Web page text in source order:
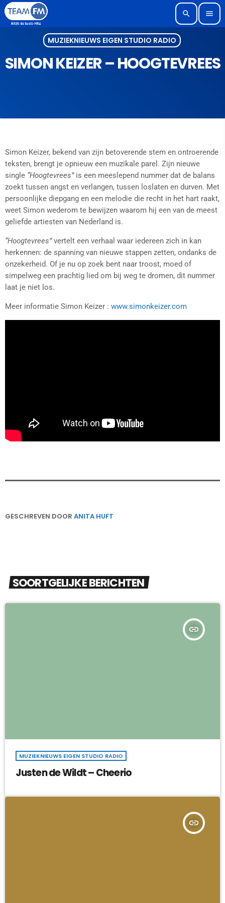
search menu
MUZIEKNIEUWS EIGEN STUDIO RADIO
SIMON KEIZER – HOOGTEVREES
Simon Keizer, bekend van zijn betoverende stem en ontroerende
teksten, brengt je opnieuw een muzikale parel. Zijn nieuwe
single “Hoogtevrees”is een meeslepend nummer dat de balans
zoekt tussen angst en verlangen, tussen loslaten en durven. Met
persoonlijke diepgang en een melodie die recht in het hart raakt,
weet Simon wederom te bewijzen waarom hij een van de meest
geliefde artiesten van Nederland is.
“Hoogtevrees”vertelt een verhaal waar iedereen zich in kan
herkennen: de spanning van nieuwe stappen zetten, ondanks de
onzekerheid. Of je nu op zoek bent naar troost, moed of
simpelweg een prachtig lied om bij weg te dromen, dit nummer
laat je niet los.
Meer informatie Simon Keizer : www.simonkeizer.com
GESCHREVEN DOOR ANITA HUFT
SOORTGELIJKE BERICHTEN
insert_link
MUZIEKNIEUWS EIGEN STUDIO RADIO
Justen de Wildt – Cheerio
insert_link